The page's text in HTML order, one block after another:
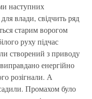
наступних
влади, свідчить ряд
старим ворогом
руху підчас
створений з приводу
енергійно
розігнали. А
Промахом було